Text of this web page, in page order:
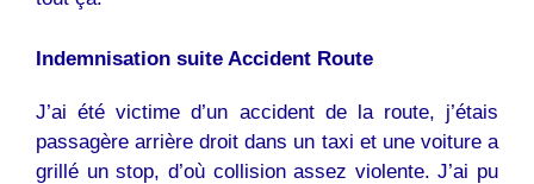
Indemnisation suite Accident Route
J’ai été victime d’un accident de la route, j’étais
passagère arrière droit dans un taxi et une voiture a
grillé un stop, d’où collision assez violente. J’ai pu